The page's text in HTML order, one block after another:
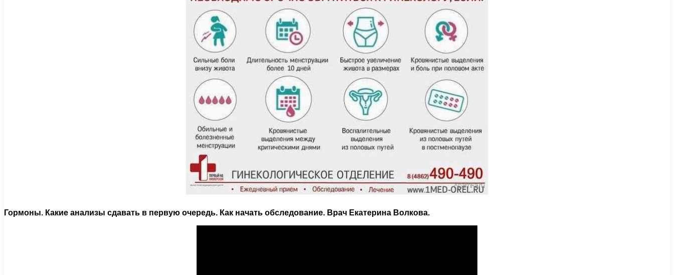
Гормоны. Какие анализы сдавать в первую очередь. Как начать обследование. Врач Екатерина Волкова.